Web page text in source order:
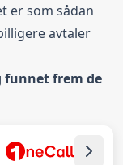
er som sådan
avtaler
funnet frem de